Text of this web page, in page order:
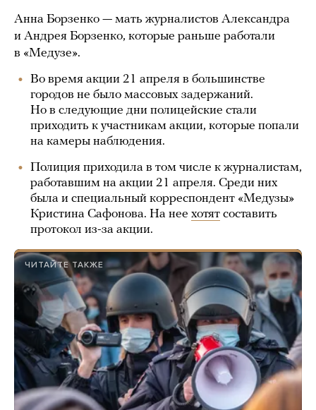
Анна Борзенко — мать журналистов Александра
и Андрея Борзенко, которые раньше работали
в «Медузе».
Во время акции 21 апреля в большинстве
городов не было массовых задержаний.
Но в следующие дни полицейские стали
приходить к участникам акции, которые попали
на камеры наблюдения.
Полиция приходила в том числе к журналистам,
работавшим на акции 21 апреля. Среди них
была и специальный корреспондент «Медузы»
Кристина Сафонова. На нее хотят составить
протокол из-за акции.
ЧИТАЙТЕ ТАКЖЕ